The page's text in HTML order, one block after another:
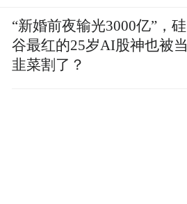
“新婚前夜输光3000亿”，硅
谷最红的25岁AI股神也被当
韭菜割了？